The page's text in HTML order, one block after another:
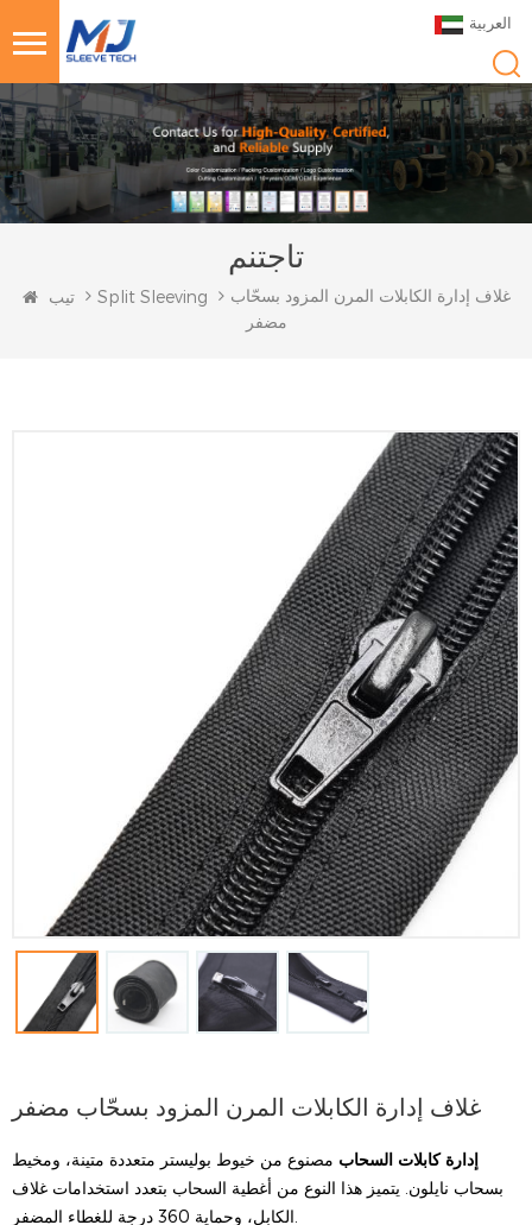
العربية
تاجتنم
تيب Split Sleeving
غلاف إدارة الكابلات المرن المزود بسحّاب
مضفر
غلاف إدارة الكابلات المرن المزود بسحّاب مضفر
إدارة كابلات السحاب مصنوع من خيوط بوليستر متعددة متينة، ومخيط
بسحاب نايلون. يتميز هذا النوع من أغطية السحاب بتعدد استخدامات غلاف